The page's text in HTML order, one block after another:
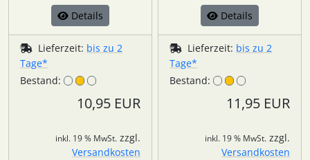
Details
Lieferzeit: bis zu 2
Tage*
Bestand:
10,95 EUR
inkl. 19 % MwSt. zzgl.
Versandkosten
Details
Lieferzeit: bis zu 2
Tage*
Bestand:
11,95 EUR
inkl. 19 % MwSt. zzgl.
Versandkosten